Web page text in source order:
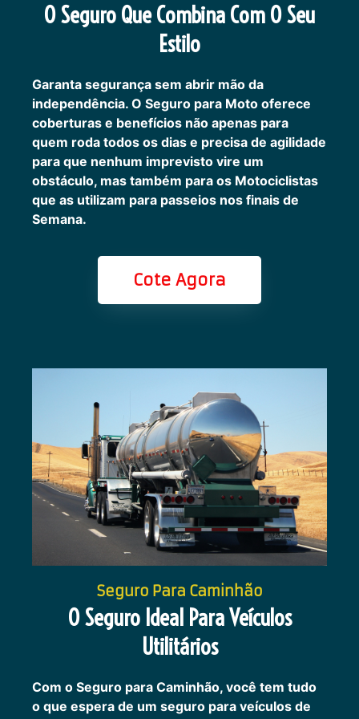
O Seguro Que Combina Com O Seu
Estilo
Garanta segurança sem abrir mão da
independência. O Seguro para Moto oferece
coberturas e benefícios não apenas para
quem roda todos os dias e precisa de agilidade
para que nenhum imprevisto vire um
obstáculo, mas também para os Motociclistas
que as utilizam para passeios nos finais de
Semana.
Cote Agora
Seguro Para Caminhão
O Seguro Ideal Para Veículos
Utilitários
Com o Seguro para Caminhão, você tem tudo
o que espera de um seguro para veículos de